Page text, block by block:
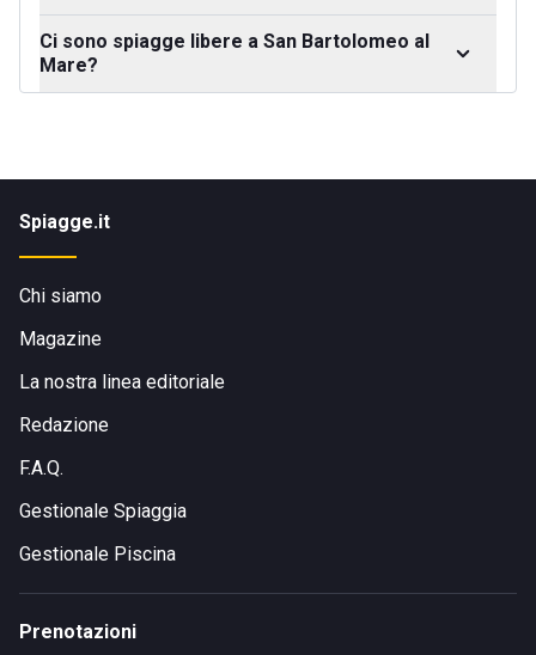
Ci sono spiagge libere a San Bartolomeo al
Mare?
Spiagge.it
Chi siamo
Magazine
La nostra linea editoriale
Redazione
F.A.Q.
Gestionale Spiaggia
Gestionale Piscina
Prenotazioni